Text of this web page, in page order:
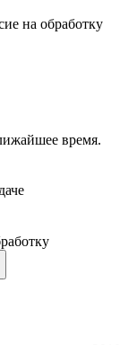
на обработку
время.